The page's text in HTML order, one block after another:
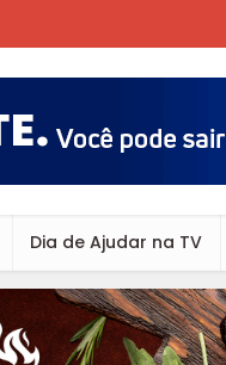
Dia de Ajudar na TV